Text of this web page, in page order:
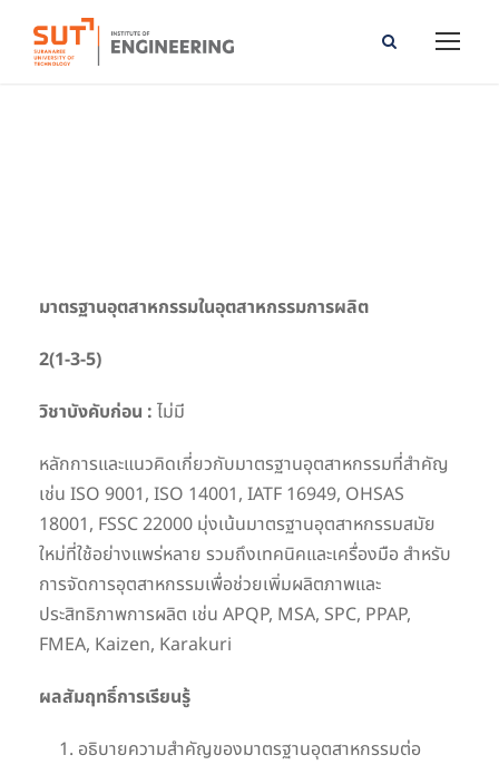
มาตรฐานอุตสาหกรรมในอุตสาหกรรมการผลิต
2(1-3-5)
วิชาบังคับก่อน : ไม่มี
หลักการและแนวคิดเกี่ยวกับมาตรฐานอุตสาหกรรมที่สำคัญ
เช่น ISO 9001, ISO 14001, IATF 16949, OHSAS
18001, FSSC 22000 มุ่งเน้นมาตรฐานอุตสาหกรรมสมัย
ใหม่ที่ใช้อย่างแพร่หลาย รวมถึงเทคนิคและเครื่องมือ สำหรับ
การจัดการอุตสาหกรรมเพื่อช่วยเพิ่มผลิตภาพและ
ประสิทธิภาพการผลิต เช่น APQP, MSA, SPC, PPAP,
FMEA, Kaizen, Karakuri
ผลสัมฤทธิ์การเรียนรู้
อธิบายความสำคัญของมาตรฐานอุตสาหกรรมต่อ